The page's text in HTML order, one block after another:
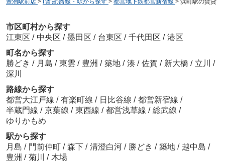
市区町村から探す
江東区 / 中央区 / 墨田区 / 台東区 / 千代田区 / 港区
町名から探す
勝どき / 月島 / 東雲 / 豊洲 / 築地 / 湊 / 佐賀 / 新大橋 / 立川 /
深川
路線から探す
都営大江戸線 / 有楽町線 / 日比谷線 / 都営新宿線 /
半蔵門線 / 京葉線 / 東西線 / 都営浅草線 / 総武線 /
ゆりかもめ
駅から探す
月島 / 門前仲町 / 森下 / 清澄白河 / 勝どき / 築地 / 越中島 /
豊洲 / 菊川 / 木場